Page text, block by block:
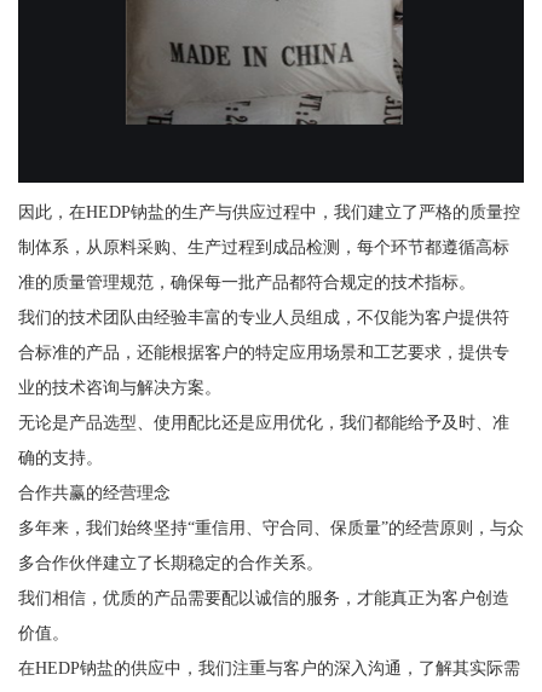
因此，在HEDP钠盐的生产与供应过程中，我们建立了严格的质量控
制体系，从原料采购、生产过程到成品检测，每个环节都遵循高标
准的质量管理规范，确保每一批产品都符合规定的技术指标。
我们的技术团队由经验丰富的专业人员组成，不仅能为客户提供符
合标准的产品，还能根据客户的特定应用场景和工艺要求，提供专
业的技术咨询与解决方案。
无论是产品选型、使用配比还是应用优化，我们都能给予及时、准
确的支持。
合作共赢的经营理念
多年来，我们始终坚持“重信用、守合同、保质量”的经营原则，与众
多合作伙伴建立了长期稳定的合作关系。
我们相信，优质的产品需要配以诚信的服务，才能真正为客户创造
价值。
在HEDP钠盐的供应中，我们注重与客户的深入沟通，了解其实际需